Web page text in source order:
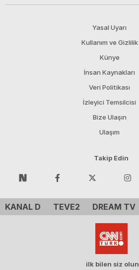
Yasal Uyarı
Kullanım ve Gizlilik
Künye
İnsan Kaynakları
Veri Politikası
İzleyici Temsilcisi
Bize Ulaşın
Ulaşım
Takip Edin
KANAL D TEVE2 DREAM TV
ilk bilen siz olun